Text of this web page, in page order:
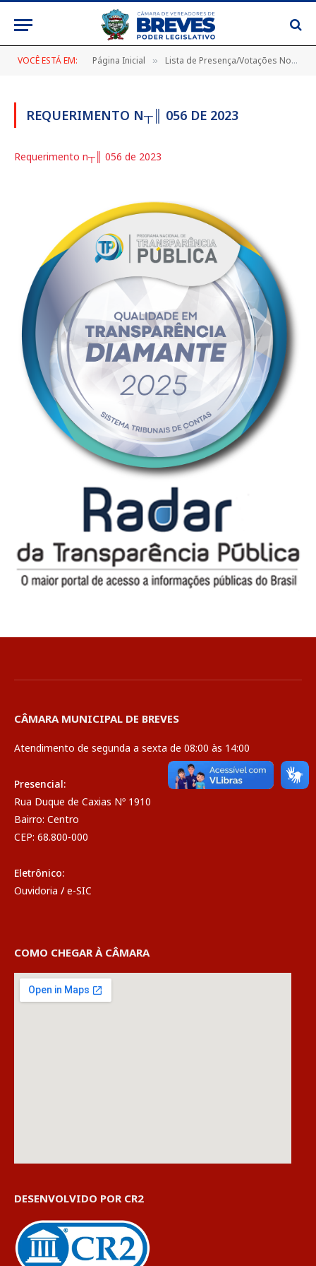
VOCÊ ESTÁ EM: Página Inicial » Lista de Presença/Votações Nominais
REQUERIMENTO N┬║ 056 DE 2023
Requerimento n┬║ 056 de 2023
CÂMARA MUNICIPAL DE BREVES
Atendimento de segunda a sexta de 08:00 às 14:00
Presencial:
Rua Duque de Caxias Nº 1910
Bairro: Centro
CEP: 68.800-000
Eletrônico:
Ouvidoria / e-SIC
COMO CHEGAR À CÂMARA
DESENVOLVIDO POR CR2